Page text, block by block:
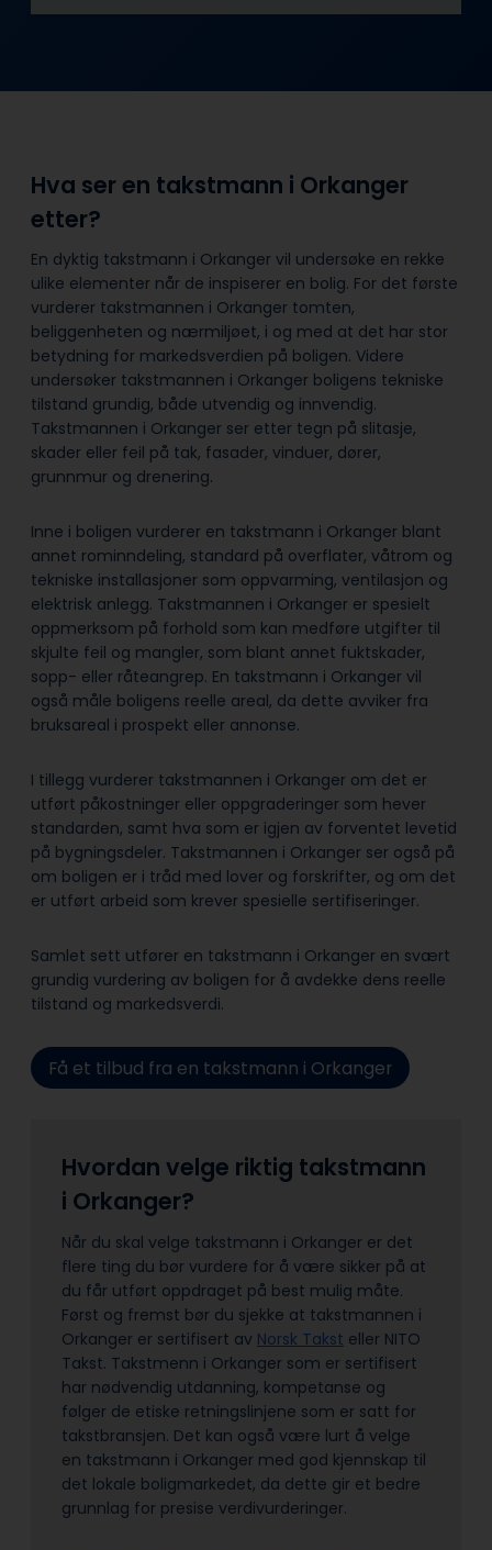
Hva ser en takstmann i Orkanger
etter?
En dyktig takstmann i Orkanger vil undersøke en rekke
ulike elementer når de inspiserer en bolig. For det første
vurderer takstmannen i Orkanger tomten,
beliggenheten og nærmiljøet, i og med at det har stor
betydning for markedsverdien på boligen. Videre
undersøker takstmannen i Orkanger boligens tekniske
tilstand grundig, både utvendig og innvendig.
Takstmannen i Orkanger ser etter tegn på slitasje,
skader eller feil på tak, fasader, vinduer, dører,
grunnmur og drenering.
Inne i boligen vurderer en takstmann i Orkanger blant
annet rominndeling, standard på overflater, våtrom og
tekniske installasjoner som oppvarming, ventilasjon og
elektrisk anlegg. Takstmannen i Orkanger er spesielt
oppmerksom på forhold som kan medføre utgifter til
skjulte feil og mangler, som blant annet fuktskader,
sopp- eller råteangrep. En takstmann i Orkanger vil
også måle boligens reelle areal, da dette avviker fra
bruksareal i prospekt eller annonse.
I tillegg vurderer takstmannen i Orkanger om det er
utført påkostninger eller oppgraderinger som hever
standarden, samt hva som er igjen av forventet levetid
på bygningsdeler. Takstmannen i Orkanger ser også på
om boligen er i tråd med lover og forskrifter, og om det
er utført arbeid som krever spesielle sertifiseringer.
Samlet sett utfører en takstmann i Orkanger en svært
grundig vurdering av boligen for å avdekke dens reelle
tilstand og markedsverdi.
Få et tilbud fra en takstmann i Orkanger
Hvordan velge riktig takstmann
i Orkanger?
Når du skal velge takstmann i Orkanger er det
flere ting du bør vurdere for å være sikker på at
du får utført oppdraget på best mulig måte.
Først og fremst bør du sjekke at takstmannen i
Orkanger er sertifisert av Norsk Takst eller NITO
Takst. Takstmenn i Orkanger som er sertifisert
har nødvendig utdanning, kompetanse og
følger de etiske retningslinjene som er satt for
takstbransjen. Det kan også være lurt å velge
en takstmann i Orkanger med god kjennskap til
det lokale boligmarkedet, da dette gir et bedre
grunnlag for presise verdivurderinger.